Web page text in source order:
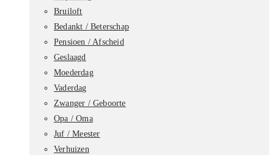
Bruiloft
Bedankt / Beterschap
Pensioen / Afscheid
Geslaagd
Moederdag
Vaderdag
Zwanger / Geboorte
Opa / Oma
Juf / Meester
Verhuizen